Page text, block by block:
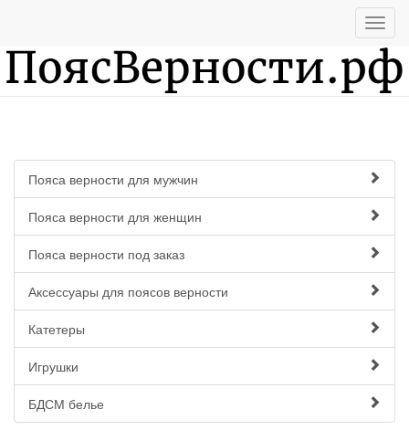
Пояса верности для мужчин
Пояса верности для женщин
Пояса верности под заказ
Аксессуары для поясов верности
Катетеры
Игрушки
БДСМ белье